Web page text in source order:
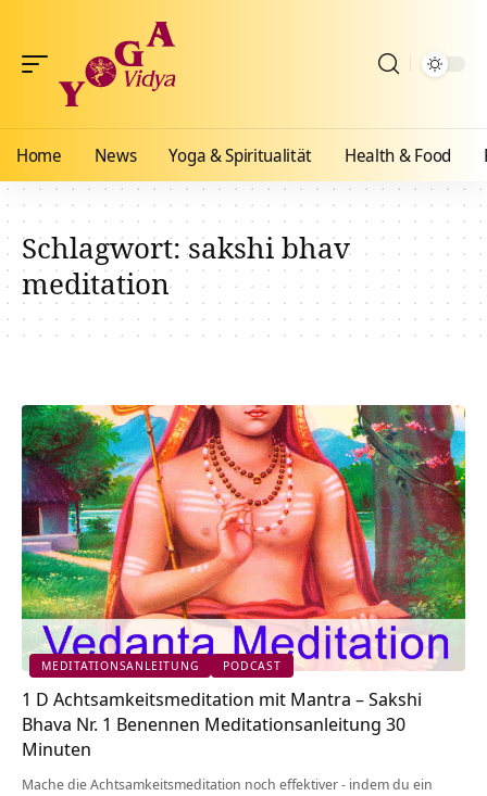
Home News Yoga & Spiritualität Health & Food
Schlagwort:sakshi bhav
meditation
MEDITATIONSANLEITUNG PODCAST
1 D Achtsamkeitsmeditation mit Mantra – Sakshi
Bhava Nr. 1 Benennen Meditationsanleitung 30
Minuten
Mache die Achtsamkeitsmeditation noch effektiver - indem du ein